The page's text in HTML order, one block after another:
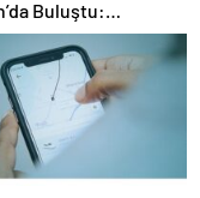
Buluştu:
Bilim Rüzgârı
Şafak